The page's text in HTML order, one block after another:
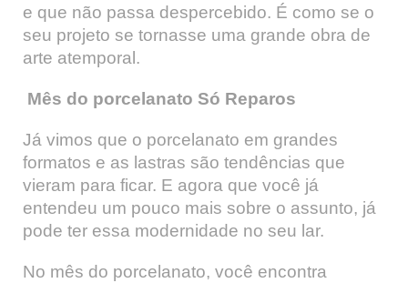
e que não passa despercebido. É como se o
seu projeto se tornasse uma grande obra de
arte atemporal.
Mês do porcelanato Só Reparos
Já vimos que o porcelanato em grandes
formatos e as lastras são tendências que
vieram para ficar. E agora que você já
entendeu um pouco mais sobre o assunto, já
pode ter essa modernidade no seu lar.
No mês do porcelanato, você encontra